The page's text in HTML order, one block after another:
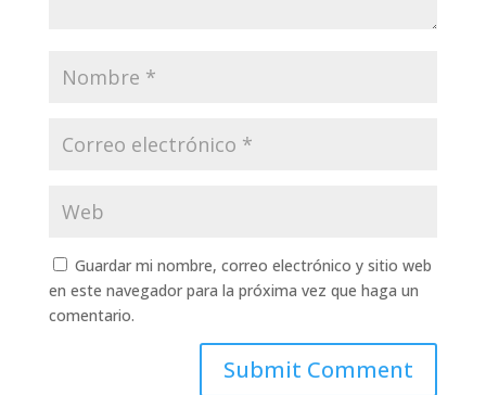
Guardar mi nombre, correo electrónico y sitio web
en este navegador para la próxima vez que haga un
comentario.